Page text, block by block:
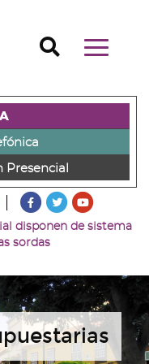
Mostrar/
Buscador
???
Ir
a
página
de
Facebook
???
Ir
página
de
Twitter
Ir
canal
de
Youtube
disponen de sistema
sordas